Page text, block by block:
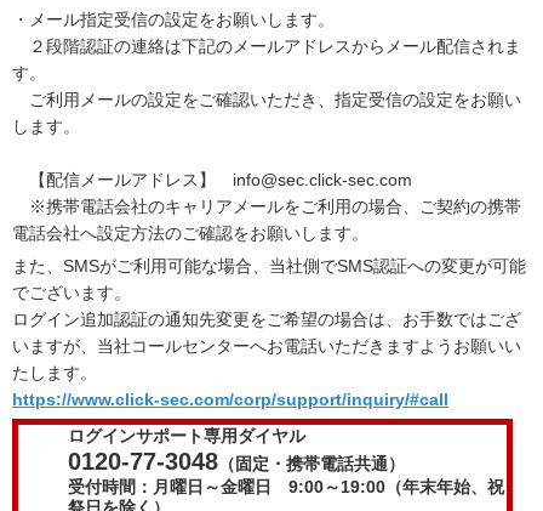
・メール指定受信の設定をお願いします。
２段階認証の連絡は下記のメールアドレスからメール配信されま
す。
ご利用メールの設定をご確認いただき、指定受信の設定をお願い
します。
【配信メールアドレス】 info@sec.click-sec.com
※携帯電話会社のキャリアメールをご利用の場合、ご契約の携帯
電話会社へ設定方法のご確認をお願いします。
また、SMSがご利用可能な場合、当社側でSMS認証への変更が可能
でございます。
ログイン追加認証の通知先変更をご希望の場合は、お手数ではござ
いますが、当社コールセンターへお電話いただきますようお願いい
たします。
https://www.click-sec.com/corp/support/inquiry/#call
ログインサポート専用ダイヤル
0120-77-3048 （固定・携帯電話共通）
受付時間：月曜日～金曜日 9:00～19:00（年末年始、祝